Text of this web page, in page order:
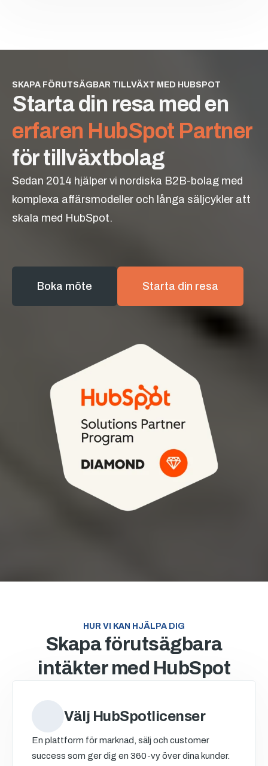
SKAPA FÖRUTSÄGBAR TILLVÄXT MED HUBSPOT
Starta din resa med en
erfaren HubSpot Partner
för tillväxtbolag
Sedan 2014 hjälper vi nordiska B2B-bolag med
komplexa affärsmodeller och långa säljcykler att
skala med HubSpot.
Boka möte Starta din resa
HUR VI KAN HJÄLPA DIG
Skapa förutsägbara
intäkter med HubSpot
Välj HubSpotlicenser
En plattform för marknad, sälj och customer
success som ger dig en 360-vy över dina kunder.